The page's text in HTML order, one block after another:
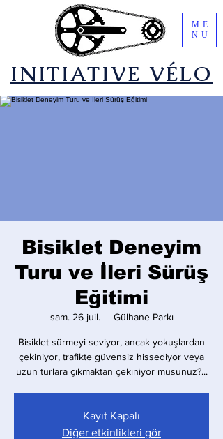
​INITIATIVE VÉLO
ME
NU
Bisiklet Deneyim
Turu ve İleri Sürüş
Eğitimi
sam. 26 juil.
  |
Gülhane Parkı
Bisiklet sürmeyi seviyor, ancak yokuşlardan
çekiniyor, trafikte güvensiz hissediyor veya
uzun turlara çıkmaktan çekiniyor musunuz?...
Kayıt Kapalı
Diğer etkinlikleri gör